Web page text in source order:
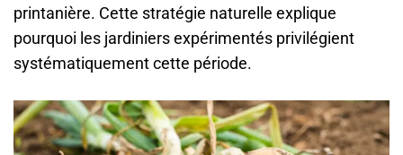
printanière. Cette stratégie naturelle explique
pourquoi les jardiniers expérimentés privilégient
systématiquement cette période.